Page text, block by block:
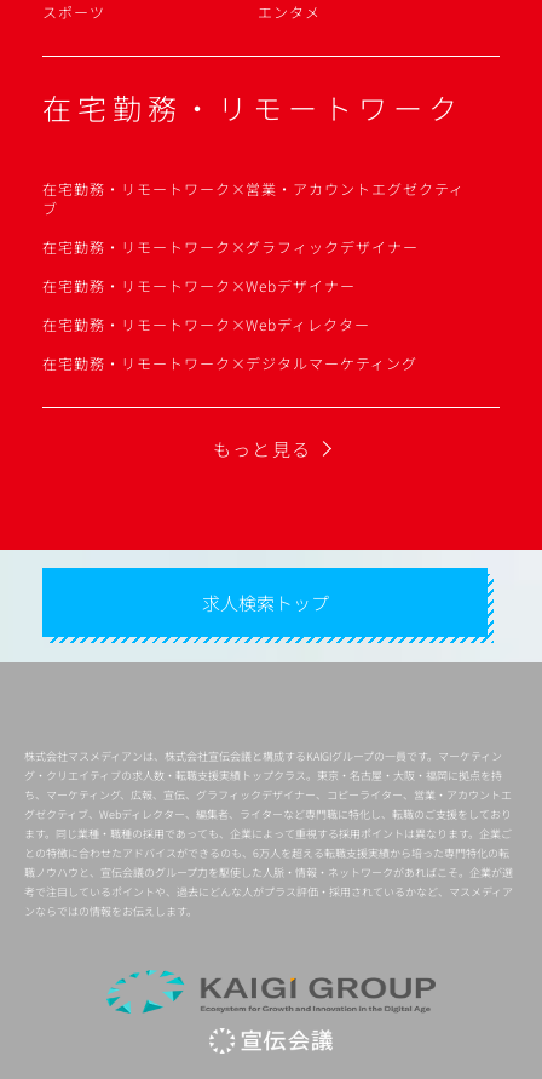
スポーツ
エンタメ
在宅勤務・リモートワーク
在宅勤務・リモートワーク×営業・アカウントエグゼクティ
ブ
在宅勤務・リモートワーク×グラフィックデザイナー
在宅勤務・リモートワーク×Webデザイナー
在宅勤務・リモートワーク×Webディレクター
在宅勤務・リモートワーク×デジタルマーケティング
もっと見る
求人検索トップ
株式会社マスメディアンは、株式会社宣伝会議と構成するKAIGIグループの一員です。マーケティン
グ・クリエイティブの求人数・転職支援実績トップクラス。東京・名古屋・大阪・福岡に拠点を持
ち、マーケティング、広報、宣伝、グラフィックデザイナー、コピーライター、営業・アカウントエ
グゼクティブ、Webディレクター、編集者、ライターなど専門職に特化し、転職のご支援をしており
ます。同じ業種・職種の採用であっても、企業によって重視する採用ポイントは異なります。企業ご
との特徴に合わせたアドバイスができるのも、6万人を超える転職支援実績から培った専門特化の転
職ノウハウと、宣伝会議のグループ力を駆使した人脈・情報・ネットワークがあればこそ。企業が選
考で注目しているポイントや、過去にどんな人がプラス評価・採用されているかなど、マスメディア
ンならではの情報をお伝えします。